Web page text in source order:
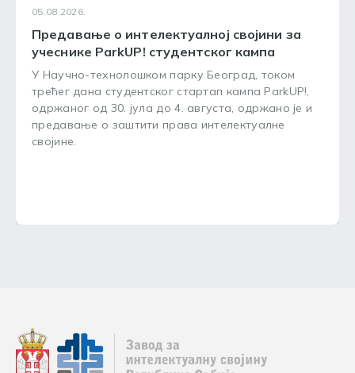
05.08.2026.
Предавање о интелектуалној својини за
учеснике ParkUP! студентског кампа
У Научно-технолошком парку Београд, током
трећег дана студентског стартап кампа ParkUP!,
одржаног од 30. јула до 4. августа, одржано је и
предавање о заштити права интелектуалне
својине.